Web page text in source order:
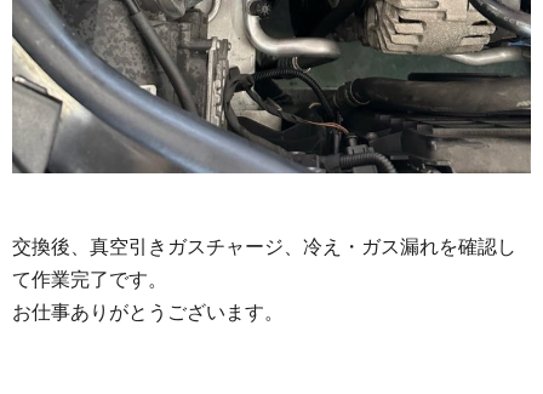
交換後、真空引きガスチャージ、冷え・ガス漏れを確認し
て作業完了です。
お仕事ありがとうございます。